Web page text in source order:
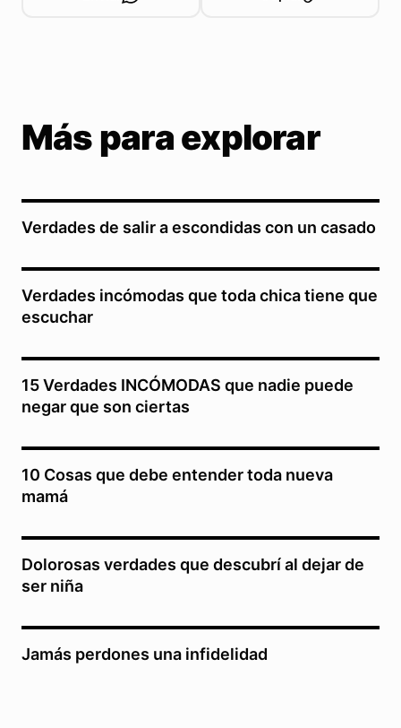
Más para explorar
Verdades de salir a escondidas con un casado
Verdades incómodas que toda chica tiene que
escuchar
15 Verdades INCÓMODAS que nadie puede
negar que son ciertas
10 Cosas que debe entender toda nueva
mamá
Dolorosas verdades que descubrí al dejar de
ser niña
Jamás perdones una infidelidad